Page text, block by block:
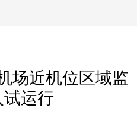
场近机位区域监
运行